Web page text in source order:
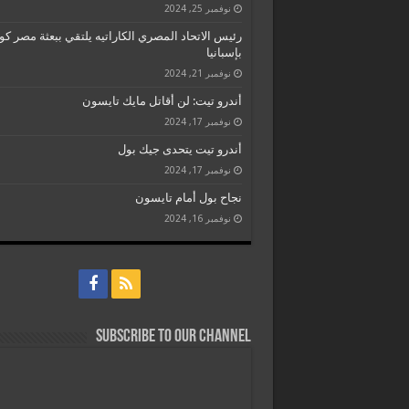
نوفمبر 25, 2024
رئيس الاتحاد المصري الكاراتيه يلتقي ببعثة مصر
بإسبانيا
نوفمبر 21, 2024
أندرو تيت: لن أقاتل مايك تايسون
نوفمبر 17, 2024
أندرو تيت يتحدى جيك بول
نوفمبر 17, 2024
نجاح بول أمام تايسون
نوفمبر 16, 2024
Subscribe to our Channel